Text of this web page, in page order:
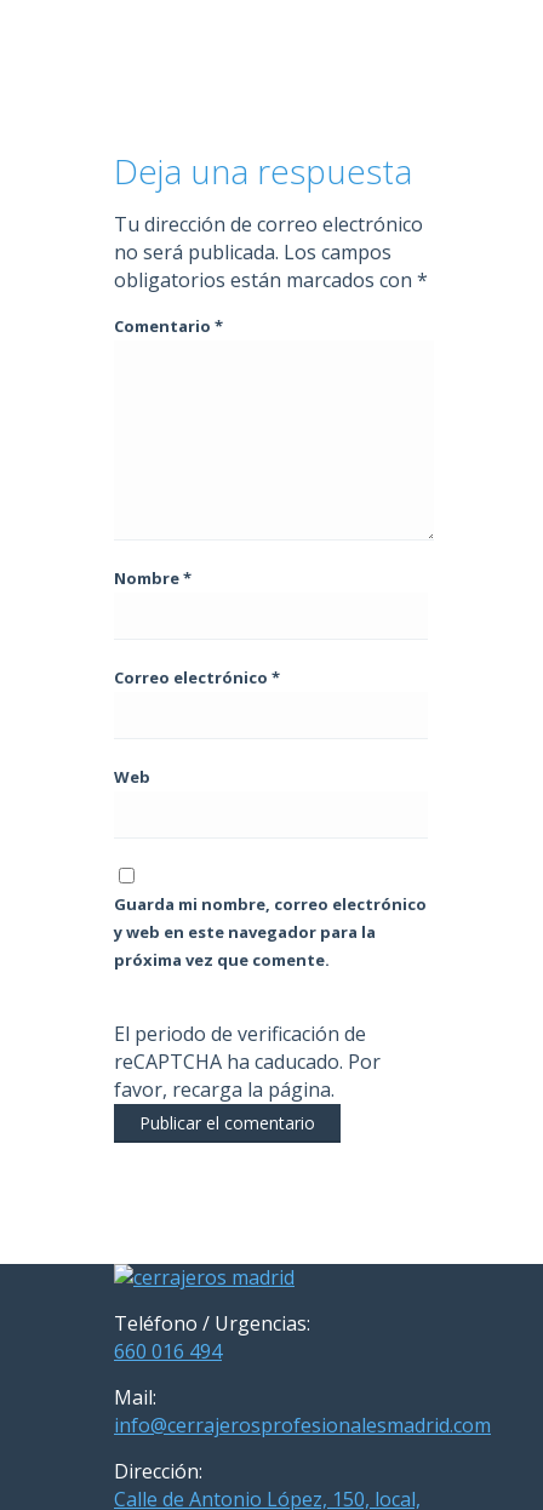
Deja una respuesta
Tu dirección de correo electrónico
no será publicada. Los campos
obligatorios están marcados con *
Comentario *
Nombre*
Correo electrónico *
Web
Guarda mi nombre, correo electrónico
y web en este navegador para la
próxima vez que comente.
El periodo de verificación de
reCAPTCHA ha caducado. Por
favor, recarga la página.
Teléfono / Urgencias:
660 016 494
Mail:
info@cerrajerosprofesionalesmadrid.com
Dirección:
Calle de Antonio López, 150, local,